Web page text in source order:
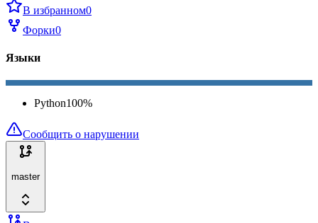
В избранном0
Форки0
Языки
Python100%
Сообщить о нарушении
master